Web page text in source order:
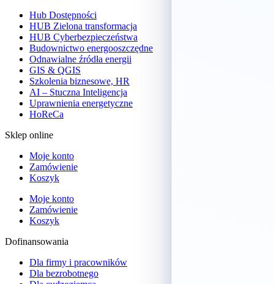
Hub Dostępności
HUB Zielona transformacja
HUB Cyberbezpieczeństwa
Budownictwo energooszczędne
Odnawialne źródła energii
GIS & QGIS
Szkolenia biznesowe, HR
AI – Stuczna Inteligencja
Uprawnienia energetyczne
HoReCa
Sklep online
Moje konto
Zamówienie
Koszyk
Moje konto
Zamówienie
Koszyk
Dofinansowania
Dla firmy i pracowników
Dla bezrobotnego